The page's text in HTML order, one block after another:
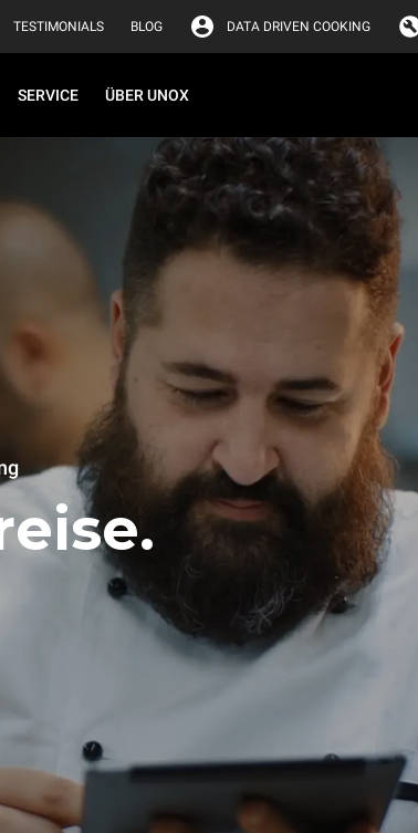
TESTIMONIALS BLOG DATA DRIVEN COOKING
SERVICE ÜBER UNOX